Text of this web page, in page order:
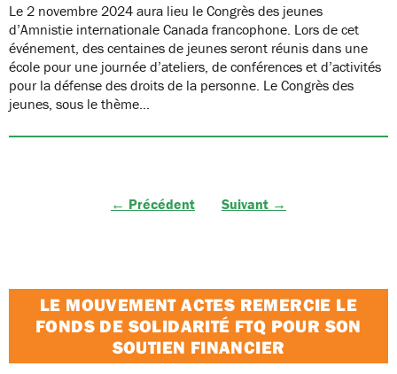
Le 2 novembre 2024 aura lieu le Congrès des jeunes
d’Amnistie internationale Canada francophone. Lors de cet
événement, des centaines de jeunes seront réunis dans une
école pour une journée d’ateliers, de conférences et d’activités
pour la défense des droits de la personne. Le Congrès des
jeunes, sous le thème…
← Précédent Suivant →
LE MOUVEMENT ACTES REMERCIE LE
FONDS DE SOLIDARITÉ FTQ POUR SON
SOUTIEN FINANCIER